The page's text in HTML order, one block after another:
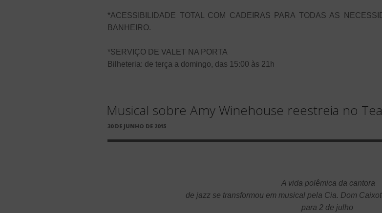
*ACESSIBILIDADE TOTAL COM CADEIRAS PARA TODAS AS
BANHEIRO.
*SERVIÇO DE VALET NA PORTA
Bilheteria: de terça a domingo, das 15:00 às 21h
Musical sobre Amy Winehouse reestreia no
PUBLICADO
30 DE JUNHO DE 2015
A vida polêmica da cantora
de jazz se transformou em musical pela Cia. Dom
para 2 de julho